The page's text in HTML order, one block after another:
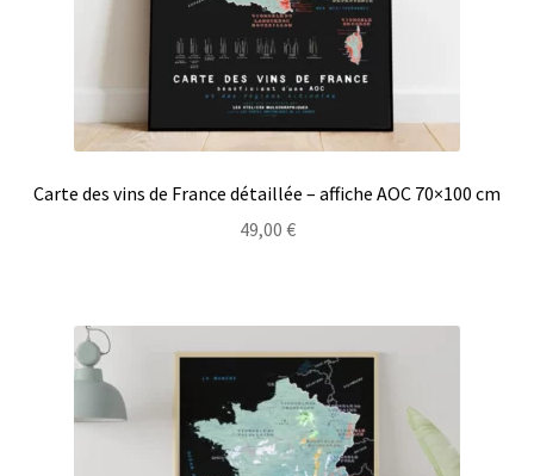
Carte des vins de France détaillée – affiche AOC 70×100 cm
49,00 €